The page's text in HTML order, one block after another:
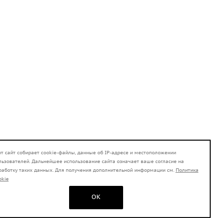
сайт собирает cookie-файлы, данные об IP-адресе и местоположении
Дальнейшее использование сайта означает ваше согласие на
таких данных. Для получения дополнительной информации см. Политика
OK